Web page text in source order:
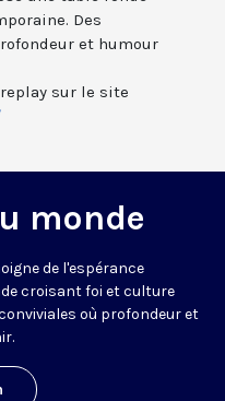
Des
et humour
sur le site
monde
de l'espérance
croisant foi et culture
où profondeur et